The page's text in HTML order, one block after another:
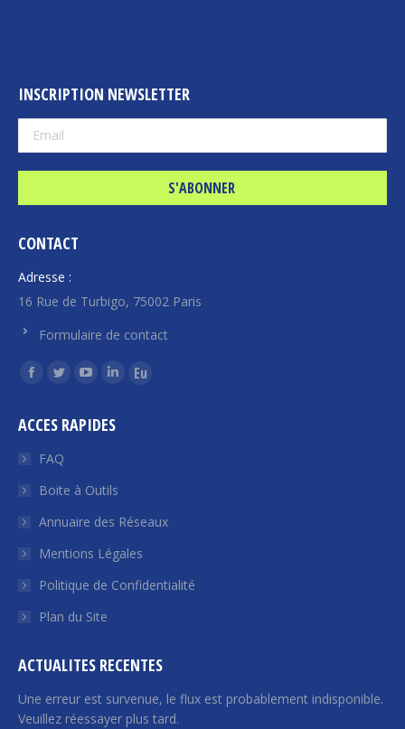
INSCRIPTION NEWSLETTER
CONTACT
Adresse :
16 Rue de Turbigo, 75002 Paris
Formulaire de contact
Trouvez nous sur :
La
Facebook
s'ouvre
une
nouvelle
fenêtre
La
Twitter
s'ouvre
une
nouvelle
fenêtre
La
YouTube
une
nouvelle
fenêtre
La
LinkedIn
une
nouvelle
fenêtre
La
nouvelle
fenêtre
ACCES RAPIDES
FAQ
Boite à Outils
Annuaire des Réseaux
Mentions Légales
Politique de Confidentialité
Plan du Site
ACTUALITES RECENTES
Une erreur est survenue, le flux est probablement indisponible.
Veuillez réessayer plus tard.